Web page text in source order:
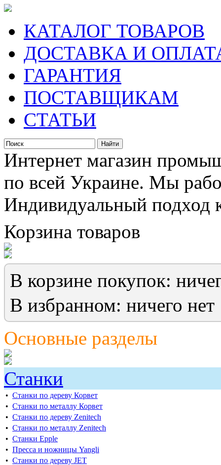
КАТАЛОГ ТОВАРОВ
ДОСТАВКА И
ГАРАНТИЯ
ПОСТАВЩИКАМ
СТАТЬИ
Интернет магазин
по всей Украине. Мы
Индивидуальный подход
Корзина товаров
В корзине покупок:
В избранном: ничего нет
Основные разделы
Станки
• Cтанки по дереву Корвет
• Станки по металлу Корвет
• Cтанки по дереву Zenitech
• Cтанки по металлу Zenitech
• Станки Epple
• Пресса и ножницы Yangli
• Станки по дереву JET